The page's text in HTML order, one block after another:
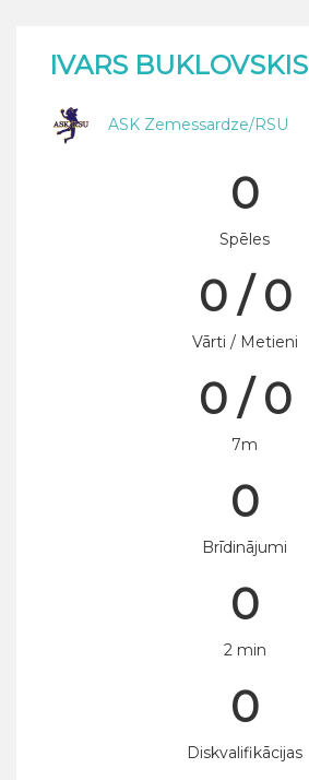
IVARS BUKLOVSKIS
ASK Zemessardze/RSU
0
Spēles
0 / 0
Vārti / Metieni
0 / 0
7m
0
Brīdinājumi
0
2 min
0
Diskvalifikācijas